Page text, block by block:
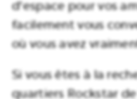
d'espace pour vos
facilement vous
où vous avez
Si vous êtes à la
quartiers Rockstar